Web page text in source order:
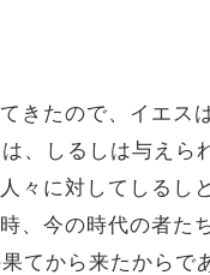
きたので、イエス
、しるしは与えら
々に対してしるし
、今の時代の者た
てから来たからで